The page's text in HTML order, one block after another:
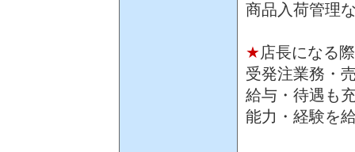
商品入荷管理
★店長になる
受発注業務・
給与・待遇も
能力・経験を